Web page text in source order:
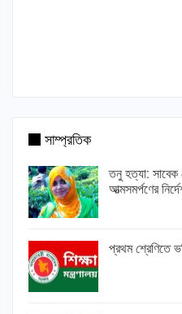
সাম্প্রতিক
তনু হত্যা: সাবেক
আত্মসমর্পণের
প্রথম শ্রেণিতে